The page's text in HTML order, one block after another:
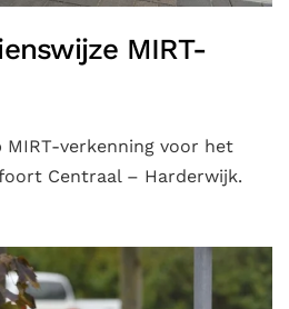
MIRT-
MIRT-verkenning voor het
Centraal – Harderwijk.